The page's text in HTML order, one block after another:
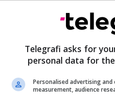
Maltës, Maqedonia dhe
të dëshirueshëm për
12/09/2025
Telegrafi asks for
personal data for
Personalised advertising
measurement, audience